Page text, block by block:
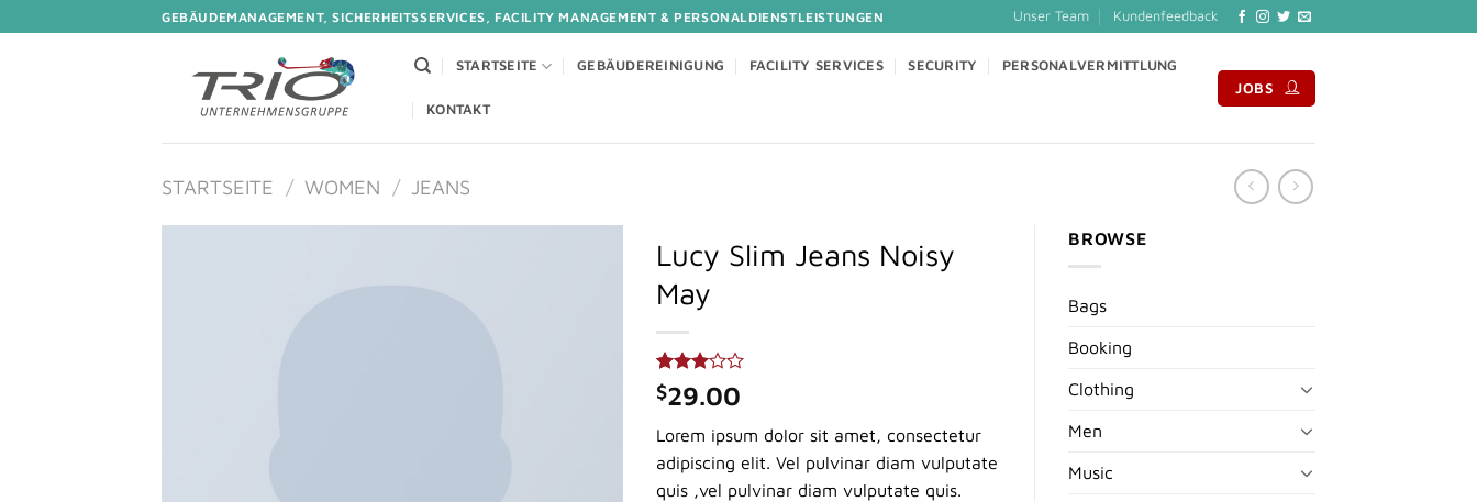
Inhalt
GEBÄUDEMANAGEMENT, SICHERHEITSSERVICES, FACILITY MANAGEMENT & PERSONALDIENSTLEISTUNGEN Unser Team Kundenfeedback
STARTSEITE GEBÄUDEREINIGUNG FACILITY SERVICES SECURITY PERSONALVERMITTLUNG
KONTAKT
JOBS
STARTSEITE / WOMEN / JEANS
Lucy Slim Jeans Noisy
May
Bewertet
mit
von 5,
basierend
auf
2
Kundenbewertungen
$29.00
Lorem ipsum dolor sit amet, consectetur
adipiscing elit. Vel pulvinar diam vulputate
quis ,vel pulvinar diam vulputate quis.
BROWSE
Bags
Booking
Clothing
Men
Music